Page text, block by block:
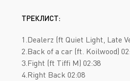
ТРЕКЛИСТ:
1.Dealerz (ft Quiet Light, Late
2.Back of a car (ft. Koilwood)
3.Fight (ft Tiffi M) 02:38
4.Right Back 02:08